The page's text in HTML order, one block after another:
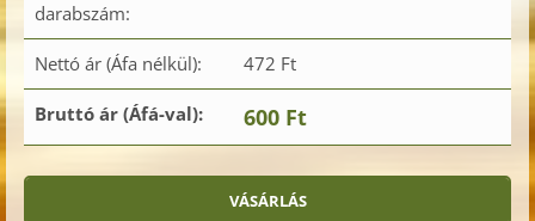
darabszám:
Nettó ár (Áfa nélkül): 472 Ft
Bruttó ár (Áfá-val): 600 Ft